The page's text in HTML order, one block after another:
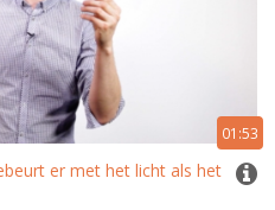
01:53
er met het licht als het